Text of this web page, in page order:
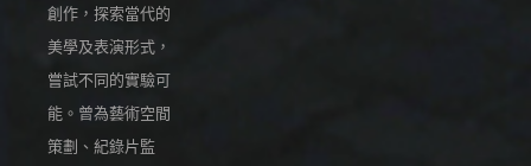
創作，探索當代的
美學及表演形式，
嘗試不同的實驗可
能。曾為藝術空間
策劃、紀錄片監